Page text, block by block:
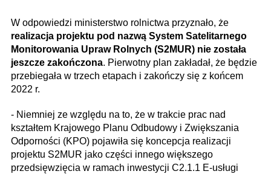
W odpowiedzi ministerstwo rolnictwa przyznało, że
realizacja projektu pod nazwą System Satelitarnego
Monitorowania Upraw Rolnych (S2MUR) nie została
jeszcze zakończona. Pierwotny plan zakładał, że będzie
przebiegała w trzech etapach i zakończy się z końcem
2022 r.
- Niemniej ze względu na to, że w trakcie prac nad
kształtem Krajowego Planu Odbudowy i Zwiększania
Odporności (KPO) pojawiła się koncepcja realizacji
projektu S2MUR jako części innego większego
przedsięwzięcia w ramach inwestycji C2.1.1 E-usługi